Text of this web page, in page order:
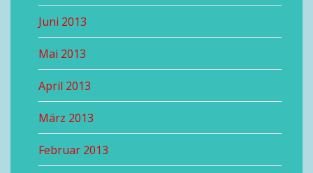
Juni 2013
Mai 2013
April 2013
März 2013
Februar 2013